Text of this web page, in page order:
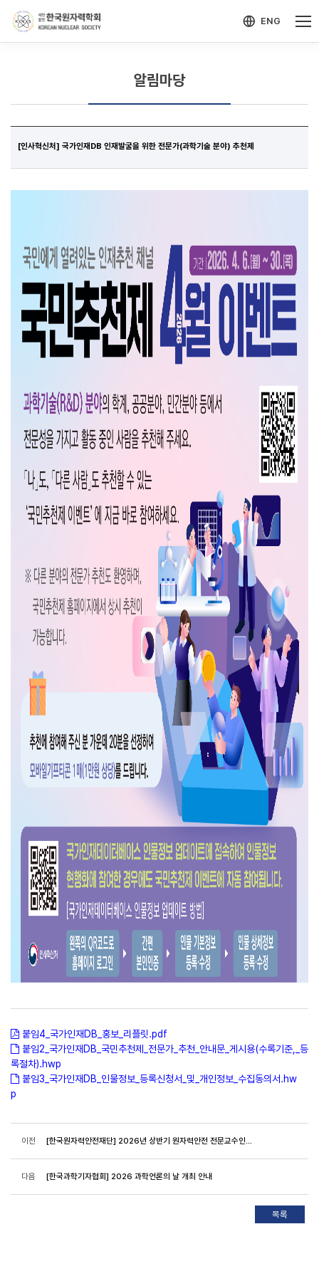
ENG
알림마당
[인사혁신처] 국가인재DB 인재발굴을 위한 전문가(과학기술 분야) 추천제
붙임4_국가인재DB_홍보_리플릿.pdf
붙임2_국가인재DB_국민추천제_전문가_추천_안내문_게시용(수록기준,_등
록절차).hwp
붙임3_국가인재DB_인물정보_등록신청서_및_개인정보_수집동의서.hw
p
이전 [한국원자력안전재단] 2026년 상반기 원자력안전 전문교수인력 양성과정 교육 안내
다음 [한국과학기자협회] 2026 과학언론의 날 개최 안내